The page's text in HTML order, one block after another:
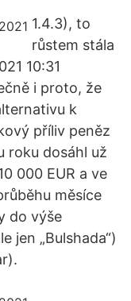
1.4.3), to
růstem stála
10:31
i proto, že
k
příliv peněz
roku dosáhl už
000 EUR a ve
měsíce
do výše
jen „Bulshada“)